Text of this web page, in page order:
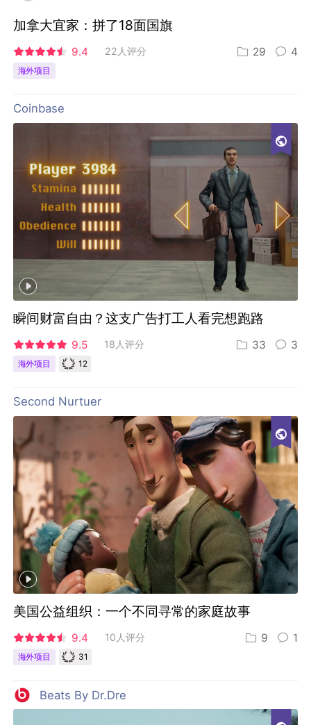
加拿大宜家：拼了18面国旗
9.4 22人评分 29 4
海外项目
Coinbase
瞬间财富自由？这支广告打工人看完想跑路
9.5 18人评分 33 3
海外项目 12
Second Nurtuer
美国公益组织：一个不同寻常的家庭故事
9.4 10人评分 9 1
海外项目 31
Beats By Dr.Dre